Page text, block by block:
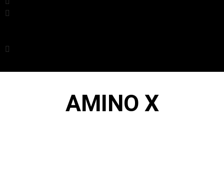
AMINO X